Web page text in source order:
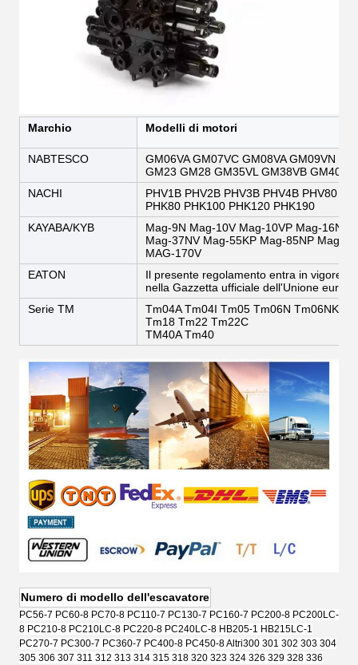
Marchio Modelli di motori
NABTESCO
GM06VA GM07VC GM08VA GM09VN
GM23 GM28 GM35VL GM38VB
NACHI
PHV1B PHV2B PHV3B PHV4B PHV80
PHK80 PHK100 PHK120 PHK190
KAYABA/KYB
Mag-9N Mag-10V Mag-10VP Mag-16N
Mag-37NV Mag-55KP Mag-85NP Mag-
MAG-170V
EATON
Il presente regolamento entra in vigore il
nella Gazzetta ufficiale dell'Unione
Serie TM
Tm04A Tm04I Tm05 Tm06N Tm06NK
Tm18 Tm22 Tm22C
TM40A Tm40
Numero di modello dell'escavatore
PC56-7 PC60-8 PC70-8 PC110-7 PC130-7 PC160-7 PC200-8 PC200LC-
8 PC210-8 PC210LC-8 PC220-8 PC240LC-8 HB205-1 HB215LC-1
PC270-7 PC300-7 PC360-7 PC400-8 PC450-8 Altri300 301 302 303 304
305 306 307 311 312 313 314 315 318 320 323 324 326 329 328 336